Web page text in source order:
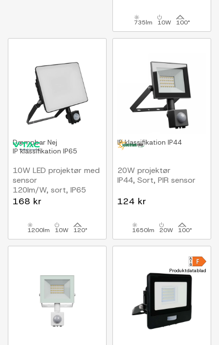
735lm 10W 100°
Dæmpbar Nej
IP klassifikation IP65
10W LED projektør med
sensor
120lm/W, sort, IP65
udendørs
168 kr
1200lm 10W 120°
IP klassifikation IP44
20W projektør
IP44, Sort, PIR sensor
124 kr
1650lm 20W 100°
Produktdatablad